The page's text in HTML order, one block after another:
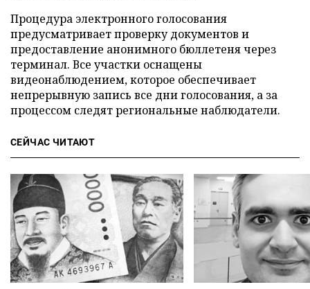
Процедура электронного голосования
предусматривает проверку документов и
предоставление анонимного бюллетеня через
терминал. Все участки оснащены
видеонаблюдением, которое обеспечивает
непрерывную запись все дни голосования, а за
процессом следят региональные наблюдатели.
СЕЙЧАС ЧИТАЮТ